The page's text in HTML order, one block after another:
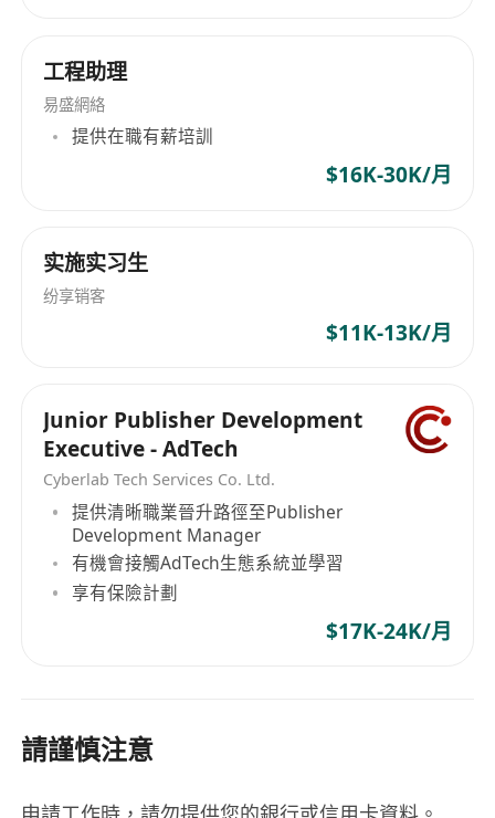
工程助理
易盛網絡
提供在職有薪培訓
$16K-30K/月
实施实习生
纷享销客
$11K-13K/月
Junior Publisher Development
Executive - AdTech
Cyberlab Tech Services Co. Ltd.
提供清晰職業晉升路徑至Publisher
Development Manager
有機會接觸AdTech生態系統並學習
享有保險計劃
$17K-24K/月
請謹慎注意